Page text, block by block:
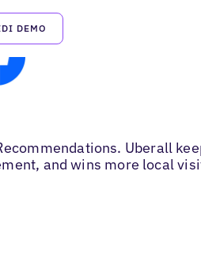
DEMO
Uberall
and wins more local